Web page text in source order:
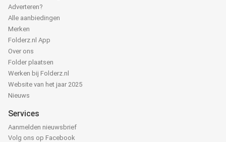
Adverteren?
Alle aanbiedingen
Merken
Folderz.nl App
Over ons
Folder plaatsen
Werken bij Folderz.nl
Website van het jaar 2025
Nieuws
Services
Aanmelden nieuwsbrief
Volg ons op Facebook